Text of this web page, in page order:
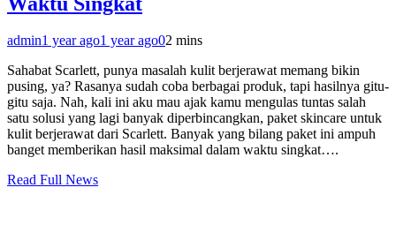
admin1 year ago1 year ago02 mins
Sahabat Scarlett, punya masalah kulit berjerawat memang bikin
pusing, ya? Rasanya sudah coba berbagai produk, tapi hasilnya gitu-
gitu saja. Nah, kali ini aku mau ajak kamu mengulas tuntas salah
satu solusi yang lagi banyak diperbincangkan, paket skincare untuk
kulit berjerawat dari Scarlett. Banyak yang bilang paket ini ampuh
banget memberikan hasil maksimal dalam waktu singkat….
Read Full News